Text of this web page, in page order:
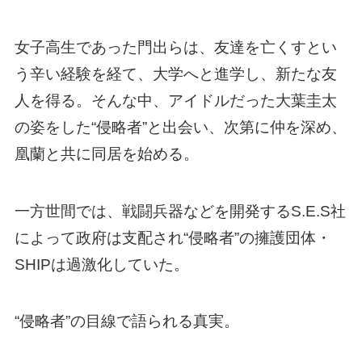
女子高生であった門出らは、友達を亡くすとい
う辛い経験を経て、大学へと進学し、新たな友
人を得る。そんな中、アイドルだった大葉圭太
の姿をした“侵略者”と出会い、次第に仲を深め、
凰蘭と共に同居を始める。
一方世間では、戦闘兵器などを開発するS.E.S社
によって政府は支配され“侵略者”の擁護団体・
SHIPは過激化していた。
“侵略者”の目線で語られる真実。